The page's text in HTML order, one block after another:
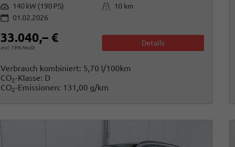
Leistung 140 kW (190 PS) Kilometerstand 10 km
01.02.2026
33.040,– €
incl. 19% MwSt.
Details
Verbrauch kombiniert: 5,70 l/100km
CO2-Klasse: D
CO2-Emissionen: 131,00 g/km